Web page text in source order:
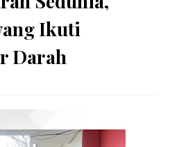
Ikuti
Darah